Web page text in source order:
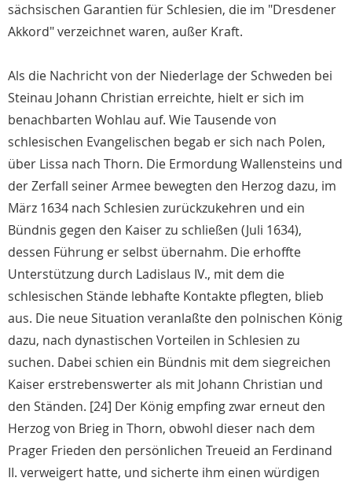
sächsischen Garantien für Schlesien, die im "Dresdener
Akkord" verzeichnet waren, außer Kraft.
Als die Nachricht von der Niederlage der Schweden bei
Steinau Johann Christian erreichte, hielt er sich im
benachbarten Wohlau auf. Wie Tausende von
schlesischen Evangelischen begab er sich nach Polen,
über Lissa nach Thorn. Die Ermordung Wallensteins und
der Zerfall seiner Armee bewegten den Herzog dazu, im
März 1634 nach Schlesien zurückzukehren und ein
Bündnis gegen den Kaiser zu schließen (Juli 1634),
dessen Führung er selbst übernahm. Die erhoffte
Unterstützung durch Ladislaus IV., mit dem die
schlesischen Stände lebhafte Kontakte pflegten, blieb
aus. Die neue Situation veranlaßte den polnischen König
dazu, nach dynastischen Vorteilen in Schlesien zu
suchen. Dabei schien ein Bündnis mit dem siegreichen
Kaiser erstrebenswerter als mit Johann Christian und
den Ständen. [24] Der König empfing zwar erneut den
Herzog von Brieg in Thorn, obwohl dieser nach dem
Prager Frieden den persönlichen Treueid an Ferdinand
II. verweigert hatte, und sicherte ihm einen würdigen